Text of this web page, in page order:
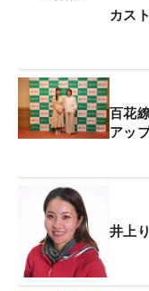
たけど、パター
首位は6アンダー
あいになると思っ
破すれば、あとは
たらマシなスタ
上げていきたい
う。
カス
百花
アッ
井上